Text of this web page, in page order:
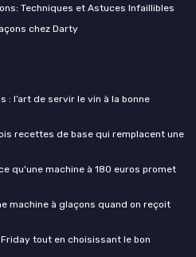
Techniques et Astuces Infaillibles
chez Darty
: l’art de servir le vin à la bonne
recettes de base qui remplacent une
qu'une machine à 180 euros promet
machine à glaçons quand on reçoit
tout en choisissant le bon